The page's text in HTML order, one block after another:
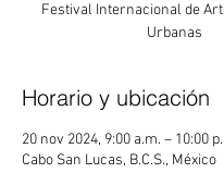
Festival Internacional de
Urbanas
Horario y ubicación
20 nov 2024, 9:00 a.m. – 10:00
Cabo San Lucas, B.C.S., México